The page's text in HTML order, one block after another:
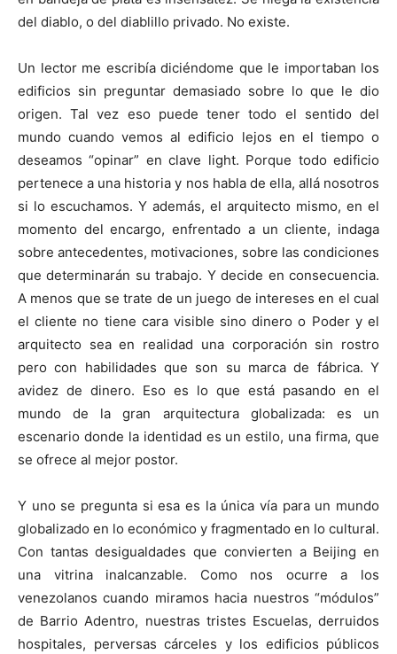
del diablo, o del diablillo privado. No existe.
Un lector me escribía diciéndome que le importaban los
edificios sin preguntar demasiado sobre lo que le dio
origen. Tal vez eso puede tener todo el sentido del
mundo cuando vemos al edificio lejos en el tiempo o
deseamos “opinar” en clave light. Porque todo edificio
pertenece a una historia y nos habla de ella, allá nosotros
si lo escuchamos. Y además, el arquitecto mismo, en el
momento del encargo, enfrentado a un cliente, indaga
sobre antecedentes, motivaciones, sobre las condiciones
que determinarán su trabajo. Y decide en consecuencia.
A menos que se trate de un juego de intereses en el cual
el cliente no tiene cara visible sino dinero o Poder y el
arquitecto sea en realidad una corporación sin rostro
pero con habilidades que son su marca de fábrica. Y
avidez de dinero. Eso es lo que está pasando en el
mundo de la gran arquitectura globalizada: es un
escenario donde la identidad es un estilo, una firma, que
se ofrece al mejor postor.
Y uno se pregunta si esa es la única vía para un mundo
globalizado en lo económico y fragmentado en lo cultural.
Con tantas desigualdades que convierten a Beijing en
una vitrina inalcanzable. Como nos ocurre a los
venezolanos cuando miramos hacia nuestros “módulos”
de Barrio Adentro, nuestras tristes Escuelas, derruidos
hospitales, perversas cárceles y los edificios públicos